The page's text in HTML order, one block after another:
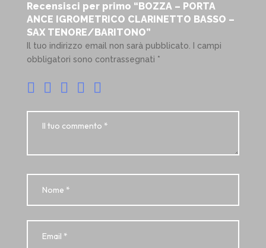
Recensisci per primo “BOZZA – PORTA
ANCE IGROMETRICO CLARINETTO BASSO –
SAX TENORE/BARITONO”
Il tuo indirizzo email non sarà pubblicato.
I campi
obbligatori sono contrassegnati *